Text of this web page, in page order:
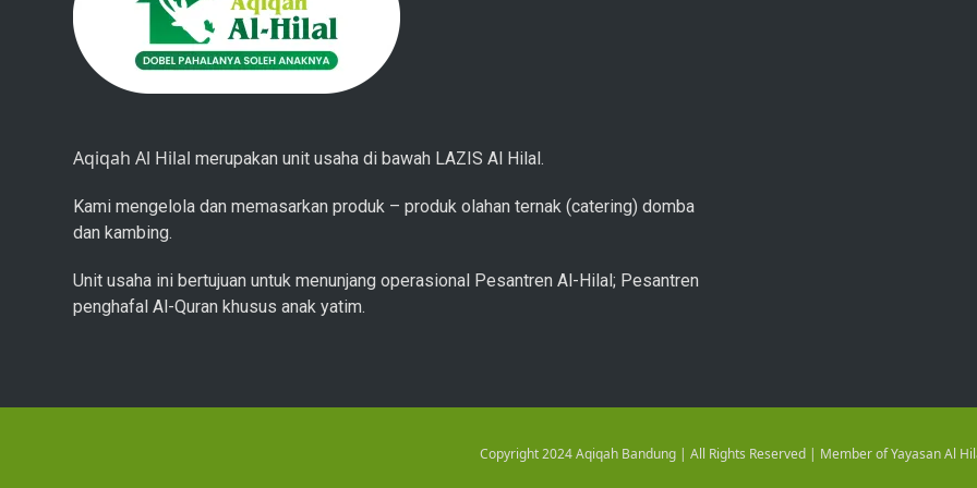
Aqiqah Al Hilal merupakan unit usaha di bawah LAZIS Al Hilal.
Kami mengelola dan memasarkan produk – produk olahan ternak (catering) domba
dan kambing.
Unit usaha ini bertujuan untuk menunjang operasional Pesantren Al-Hilal; Pesantren
penghafal Al-Quran khusus anak yatim.
Copyright 2024 Aqiqah Bandung | All Rights Reserved | Member of Yayasan Al